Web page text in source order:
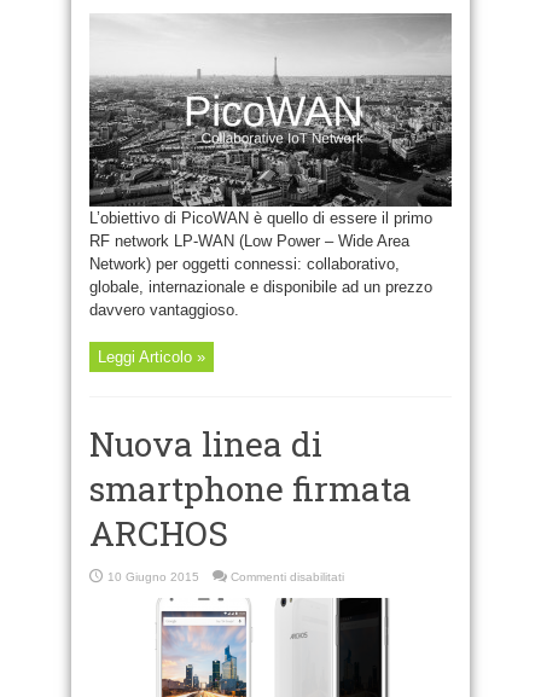
presenta
L’obiettivo di PicoWAN è quello di essere il primo
RF network LP-WAN (Low Power – Wide Area
Network) per oggetti connessi: collaborativo,
globale, internazionale e disponibile ad un prezzo
davvero vantaggioso.
Leggi Articolo »
Nuova linea di
smartphone firmata
ARCHOS
10 Giugno 2015 Commenti disabilitatisu
linea
di